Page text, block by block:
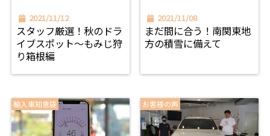
2021/11/12
スタッフ厳選！秋のドラ
イブスポット～もみじ狩
り箱根編
2021/11/08
まだ間に合う！南関東地
方の積雪に備えて
輸入車知恵袋 お客様の声